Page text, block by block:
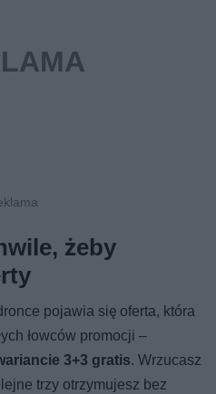
żeby
pojawia się oferta, która
łowców promocji –
3+3 gratis. Wrzucasz
trzy otrzymujesz bez